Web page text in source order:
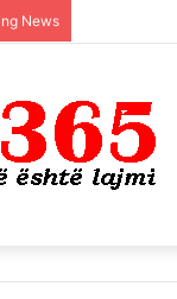
News